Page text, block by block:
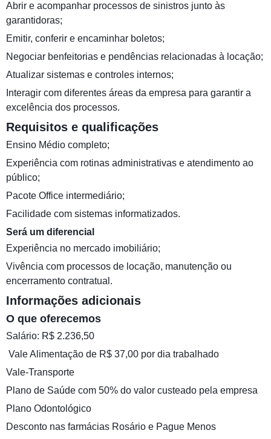
Abrir e acompanhar processos de sinistros junto às
garantidoras;
Emitir, conferir e encaminhar boletos;
Negociar benfeitorias e pendências relacionadas à locação;
Atualizar sistemas e controles internos;
Interagir com diferentes áreas da empresa para garantir a
excelência dos processos.
Requisitos e qualificações
Ensino Médio completo;
Experiência com rotinas administrativas e atendimento ao
público;
Pacote Office intermediário;
Facilidade com sistemas informatizados.
Será um diferencial
Experiência no mercado imobiliário;
Vivência com processos de locação, manutenção ou
encerramento contratual.
Informações adicionais
O que oferecemos
Salário: R$ 2.236,50
️ Vale Alimentação de R$ 37,00 por dia trabalhado
Vale-Transporte
Plano de Saúde com 50% do valor custeado pela empresa
Plano Odontológico
Desconto nas farmácias Rosário e Pague Menos